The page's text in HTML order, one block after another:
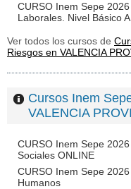
CURSO Inem Sepe
Laborales. Nivel Básico
Ver todos los cursos de
Riesgos en VALENCIA
Cursos Inem
VALENCIA
CURSO Inem Sepe
Sociales ONLINE
CURSO Inem Sepe
Humanos